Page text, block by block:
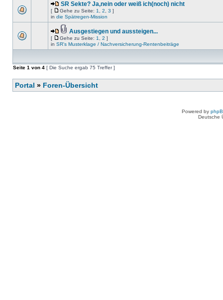
SR Sekte? Ja,nein oder weiß ich(noch) nicht
[ Gehe zu Seite: 1 2 3 ]
in die Spätregen-Mission
Ausgestiegen und aussteigen...
[ Gehe zu Seite: 1 2 ]
in SR's Musterklage / Nachversicherung-Rentenbeiträge
Seite 1 von 4 [ Die Suche ergab 75 Treffer ]
Portal » Foren-Übersicht
Powered by
Deutsche